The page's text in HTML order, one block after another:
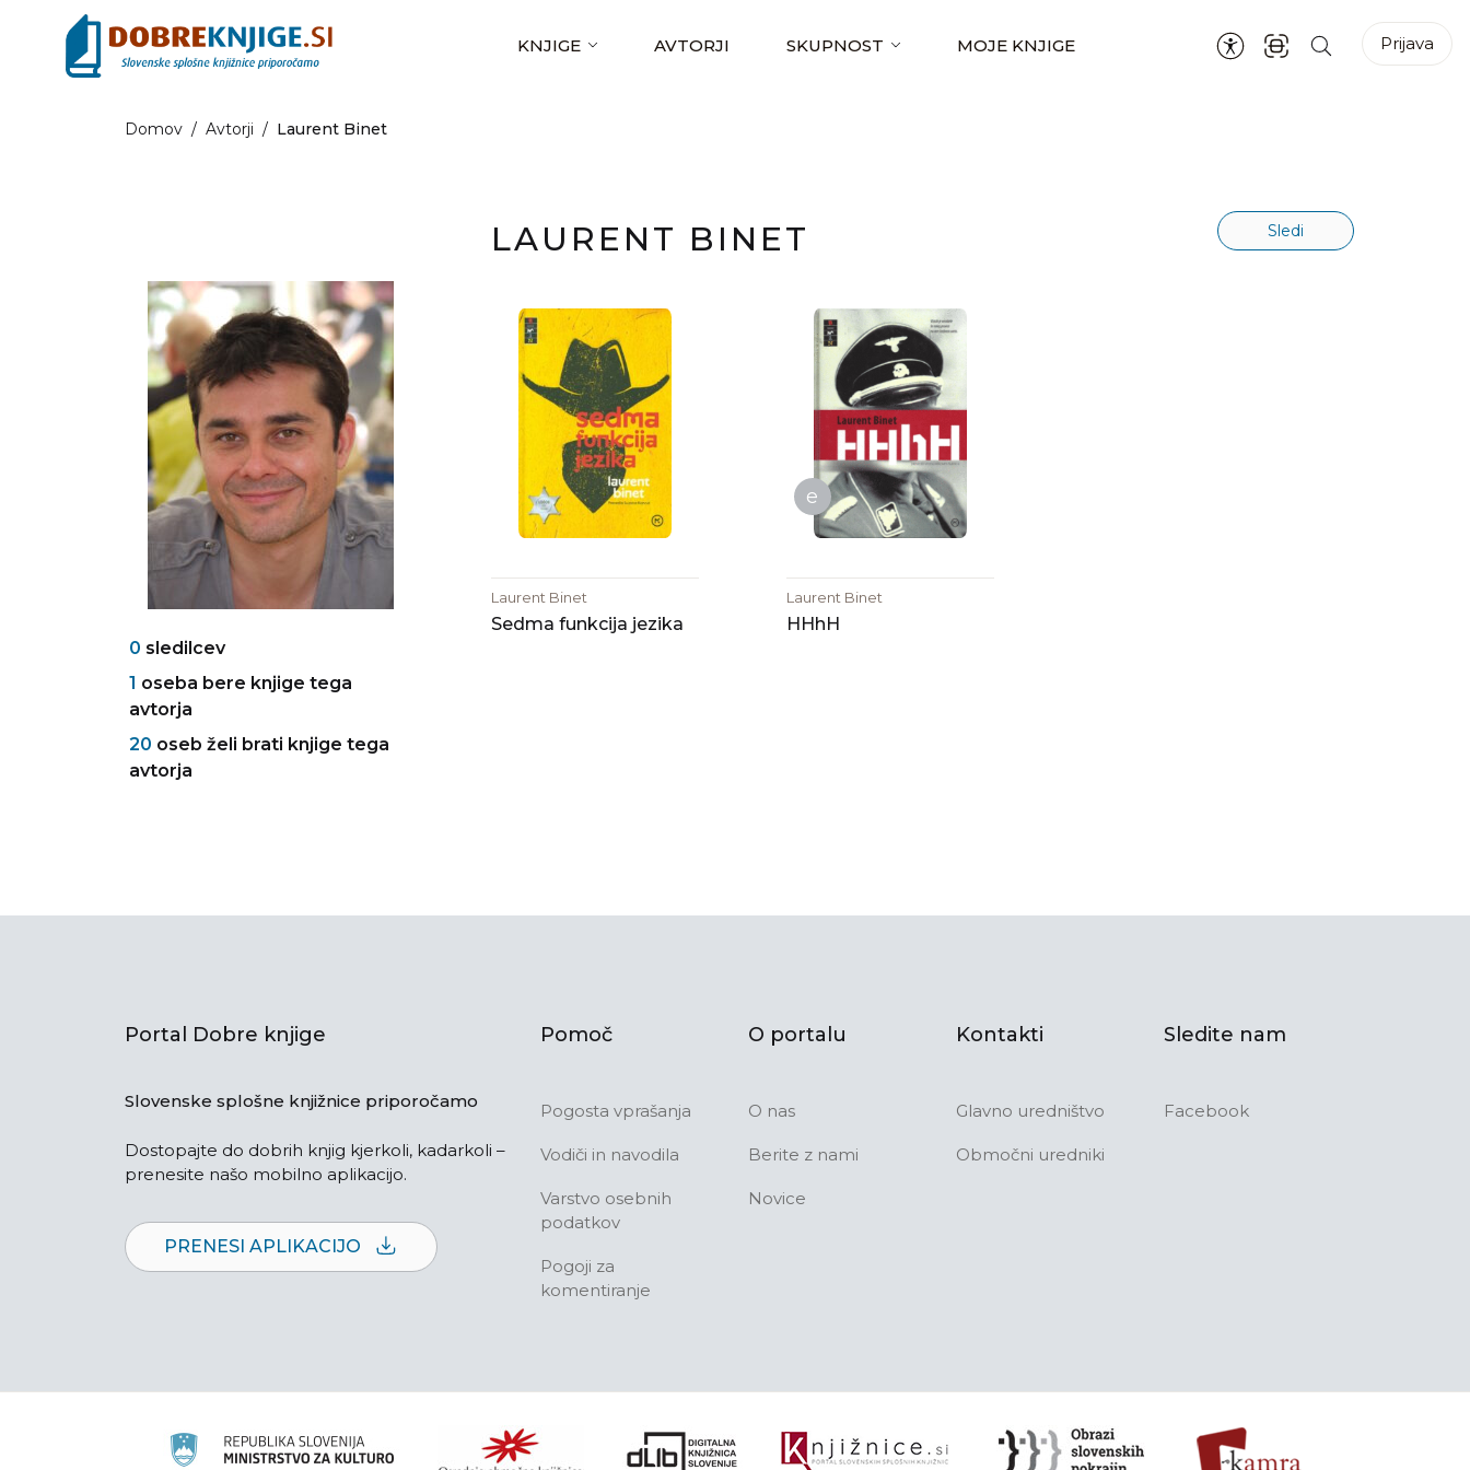
KNJIGE AVTORJI SKUPNOST MOJE KNJIGE Prijava
Domov / Avtorji / Laurent Binet
0 sledilcev
1 oseba bere knjige tega
avtorja
20 oseb želi brati knjige tega
avtorja
LAURENT BINET Sledi
Laurent Binet
Sedma funkcija jezika
e
Laurent Binet
HHhH
Portal Dobre knjige
Slovenske splošne knjižnice priporočamo
Dostopajte do dobrih knjig kjerkoli, kadarkoli –
prenesite našo mobilno aplikacijo.
PRENESI APLIKACIJO
Pomoč
Pogosta vprašanja
Vodiči in navodila
Varstvo osebnih
podatkov
Pogoji za
komentiranje
O portalu
O nas
Berite z nami
Novice
Kontakti
Glavno uredništvo
Območni uredniki
Sledite nam
Facebook